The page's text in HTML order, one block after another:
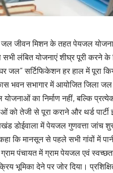
जीवन मिशन के तहत पेयजल योजनाओं
सभी लंबित योजनाएं शीघ्र पूरी करने
जल” सर्टिफिकेशन हर हाल में पूरा
भवन सभागार में आयोजित जिला
योजनाओं का निर्माण नहीं, बल्कि
को तेजी से पूरा कराने और थर्ड
डोईवाला में पेयजल गुणवत्ता जांच
कि मानसून से पहले सभी गांवों में पानी
पंचायत में ग्राम पेयजल एवं
भूमिका देने पर जोर दिया।